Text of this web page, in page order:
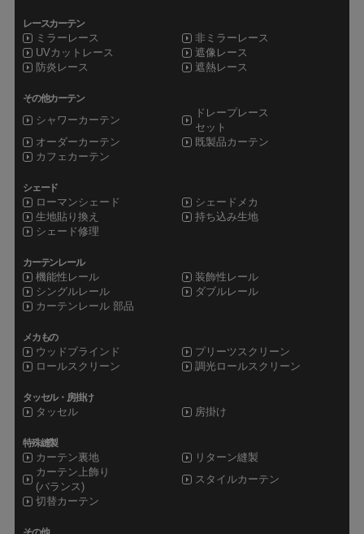
レースカーテン
ミラーレース
非ミラーレース
UVカットレース
遮像レース
防炎レース
遮熱レース
その他カーテン
シャワーカーテン
ドレープレース
セット
オーダーカーテン
既製品カーテン
カフェカーテン
シェード
ローマンシェード
シェードメカ
生地貼り換え
持ち込み生地
シェード修理
カーテンレール
機能性レール
装飾性レール
シングルレール
ダブルレール
カーテンレール 部品
メカもの
ウッドブラインド
プリーツスクリーン
ロールスクリーン
調光ロールスクリーン
タッセル・房掛け
タッセル 房掛け
特殊縫製
カーテン裏地
リターン縫製
カーテン上飾り
(バランス)
スタイルカーテン
切替カーテン